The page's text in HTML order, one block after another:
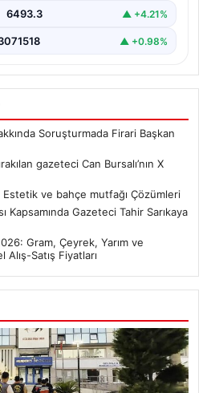
6493.3 ▲ +4.21%
▲ +0.98%
Soruşturmada Firari Başkan
gazeteci Can Bursalı’nın X
Estetik ve bahçe mutfağı Çözümleri
Kapsamında Gazeteci Tahir Sarıkaya
Gram, Çeyrek, Yarım ve
Alış-Satış Fiyatları